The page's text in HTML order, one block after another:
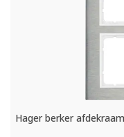
Hager berker